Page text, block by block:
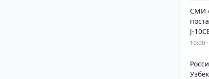
СМИ
J-
10:00